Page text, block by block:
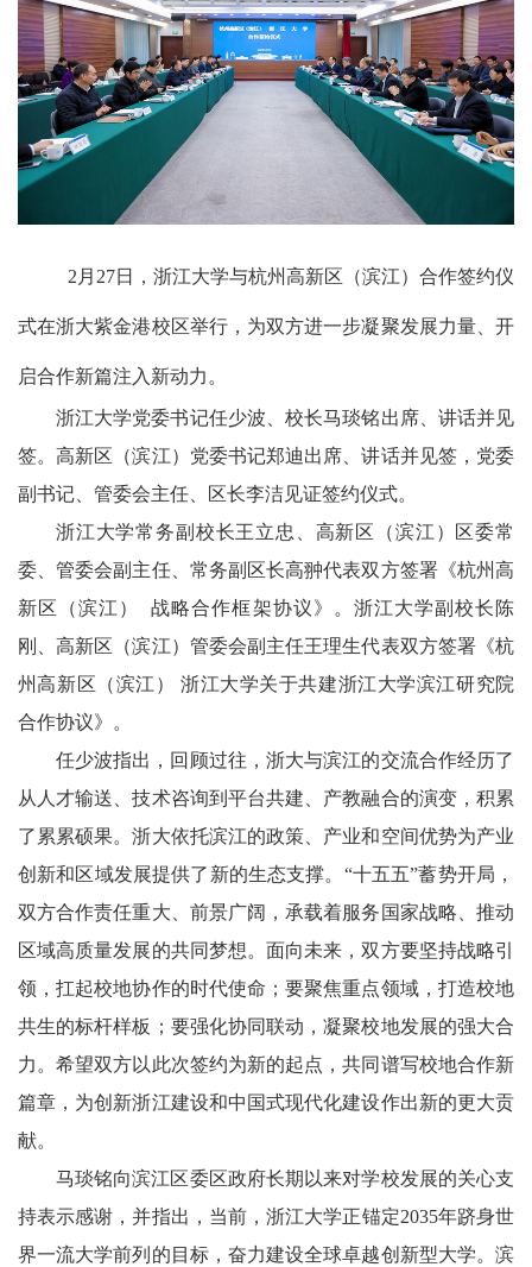
2月27日，浙江大学与杭州高新区（滨江）合作签约仪
式在浙大紫金港校区举行，为双方进一步凝聚发展力量、开
启合作新篇注入新动力。
浙江大学党委书记任少波、校长马琰铭出席、讲话并见
签。高新区（滨江）党委书记郑迪出席、讲话并见签，党委
副书记、管委会主任、区长李洁见证签约仪式。
浙江大学常务副校长王立忠、高新区（滨江）区委常
委、管委会副主任、常务副区长高翀代表双方签署《杭州高
新区（滨江） 战略合作框架协议》。浙江大学副校长陈
刚、高新区（滨江）管委会副主任王理生代表双方签署《杭
州高新区（滨江） 浙江大学关于共建浙江大学滨江研究院
合作协议》。
任少波指出，回顾过往，浙大与滨江的交流合作经历了
从人才输送、技术咨询到平台共建、产教融合的演变，积累
了累累硕果。浙大依托滨江的政策、产业和空间优势为产业
创新和区域发展提供了新的生态支撑。“十五五”蓄势开局，
双方合作责任重大、前景广阔，承载着服务国家战略、推动
区域高质量发展的共同梦想。面向未来，双方要坚持战略引
领，扛起校地协作的时代使命；要聚焦重点领域，打造校地
共生的标杆样板；要强化协同联动，凝聚校地发展的强大合
力。希望双方以此次签约为新的起点，共同谱写校地合作新
篇章，为创新浙江建设和中国式现代化建设作出新的更大贡
献。
马琰铭向滨江区委区政府长期以来对学校发展的关心支
持表示感谢，并指出，当前，浙江大学正锚定2035年跻身世
界一流大学前列的目标，奋力建设全球卓越创新型大学。滨